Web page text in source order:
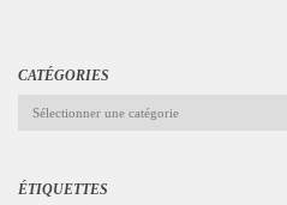
CATÉGORIES
Catégories
ÉTIQUETTES